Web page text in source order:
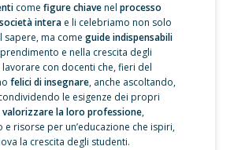
come figure chiave nel processo
società intera e li celebriamo non solo
ma come
guide indispensabili
e nella crescita degli
con docenti che, fieri del
felici di insegnare, anche ascoltando,
le esigenze dei propri
valorizzare la loro professione,
risorse per un’educazione che ispiri,
la crescita degli studenti.